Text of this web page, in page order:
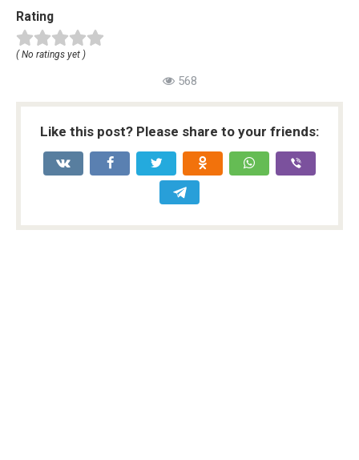
Rating
( No ratings yet )
568
Like this post? Please share to your friends: